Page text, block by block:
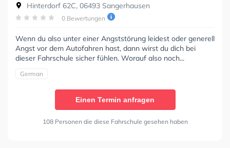
Hinterdorf 62C, 06493 Sangerhausen
0 Bewertungen
Wenn du also unter einer Angststörung leidest oder generell
Angst vor dem Autofahren hast, dann wirst du dich bei
dieser Fahrschule sicher fühlen. Worauf also noch...
German
Einen Termin anfragen
108 Personen die diese Fahrschule gesehen haben